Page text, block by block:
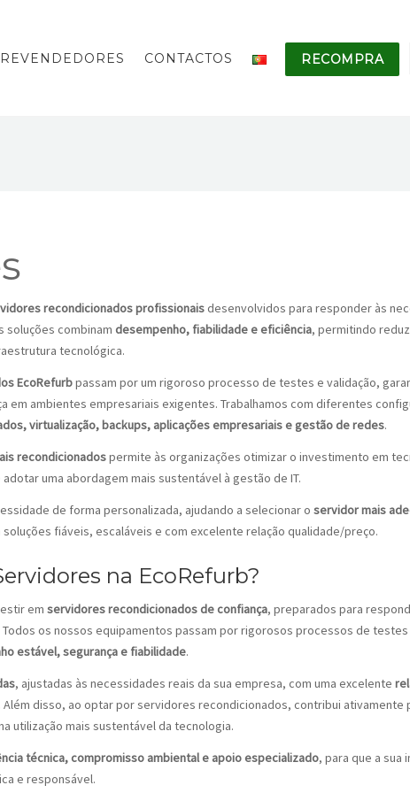
REVENDEDORES CONTACTOS RECOMPRA
recondicionados profissionaisdesenvolvidos para responder às
soluções combinam desempenho, fiabilidade e eficiência, permitindo
tecnológica.
EcoRefurbpassam por um rigoroso processo de testes e validação,
em ambientes empresariais exigentes. Trabalhamos com diferentes
virtualização, backups, aplicações empresariais e gestão de redes.
recondicionadospermite às organizações otimizar o investimento em
uma abordagem mais sustentável à gestão de IT.
de forma personalizada, ajudando a selecionar o servidor mais
fiáveis, escaláveis e com excelente relação qualidade/preço.
na EcoRefurb?
em servidores recondicionados de confiança, preparados para
os nossos equipamentos passam por rigorosos processos de
estável, segurança e fiabilidade.
, ajustadas às necessidades reais da sua empresa, com uma excelente
disso, ao optar por servidores recondicionados, contribui ativamente
utilização mais sustentável da tecnologia.
técnica, compromisso ambiental e apoio especializado, para que a sua
e responsável.